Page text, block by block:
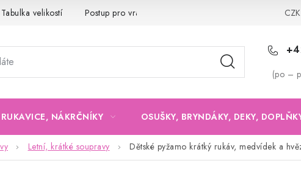
Tabulka velikostí Postup pro vrácení a výměnu CZK
(po –
NÁKRČNÍKY OSUŠKY, BRYNDÁKY, DEKY,
Letní, krátké soupravy Dětské pyžamo krátký rukáv, medvídek a